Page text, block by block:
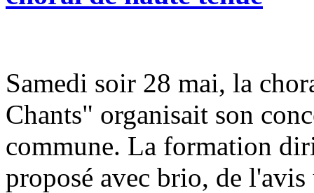
Samedi soir 28 mai, la
Chants" organisait son
commune. La formation
proposé avec brio, de